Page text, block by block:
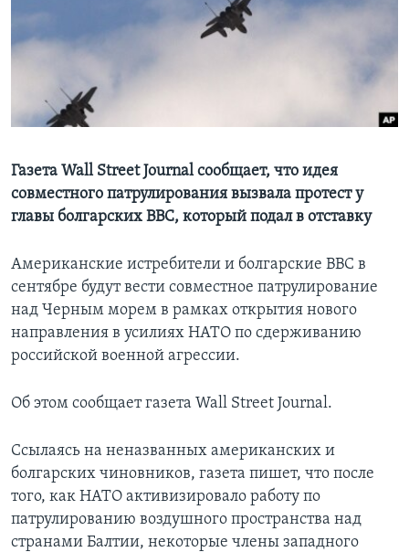
Learning English
Языки
Газета Wall Street Journal сообщает, что идея
совместного патрулирования вызвала протест у
главы болгарских ВВС, который подал в отставку
Американские истребители и болгарские ВВС в
сентябре будут вести совместное патрулирование
над Черным морем в рамках открытия нового
направления в усилиях НАТО по сдерживанию
российской военной агрессии.
Об этом сообщает газета Wall Street Journal.
Ссылаясь на неназванных американских и
болгарских чиновников, газета пишет, что после
того, как НАТО активизировало работу по
патрулированию воздушного пространства над
странами Балтии, некоторые члены западного